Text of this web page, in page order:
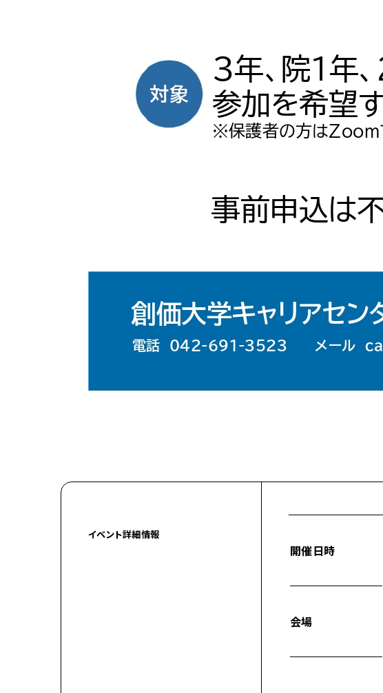
イベント詳細情報
開催日時
会場